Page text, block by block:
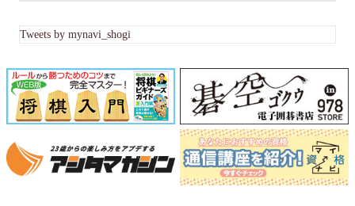
Tweets by mynavi_shogi